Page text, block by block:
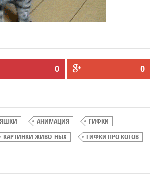
0 0
АНИМАЦИЯ
ГИФКИ
КАРТИНКИ ЖИВОТНЫХ ГИФКИ ПРО КОТОВ